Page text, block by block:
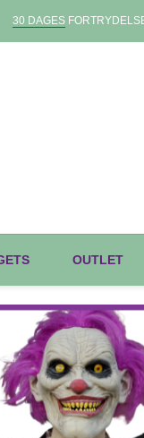
30 DAGES
OUTLET